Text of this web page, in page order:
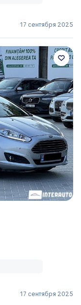
17 сентября 2025
17 сентября 2025